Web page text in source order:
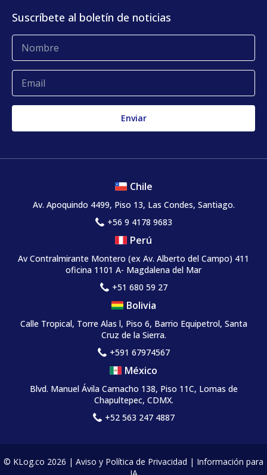
Glosario
Quejas y reclamos
Suscríbete al boletín de noticias
Chile
Av. Apoquindo 4499, Piso 13, Las Condes, Santiago.
+56 9 4178 9683
Perú
Av Contralmirante Montero (ex Av. Alberto del Campo) 411
oficina 1101 A- Magdalena del Mar
+51 680 59 27
Bolivia
Calle Tropical, Torre Alas l, Piso 6, Barrio Equipetrol, Santa
Cruz de la Sierra.
+591 67974567
México
Blvd. Manuel Ávila Camacho 138, Piso 11C, Lomas de
Chapultepec, CDMX.
+52 563 247 4887
© KLog.co 2026 | Aviso y Política de Privacidad | Información para